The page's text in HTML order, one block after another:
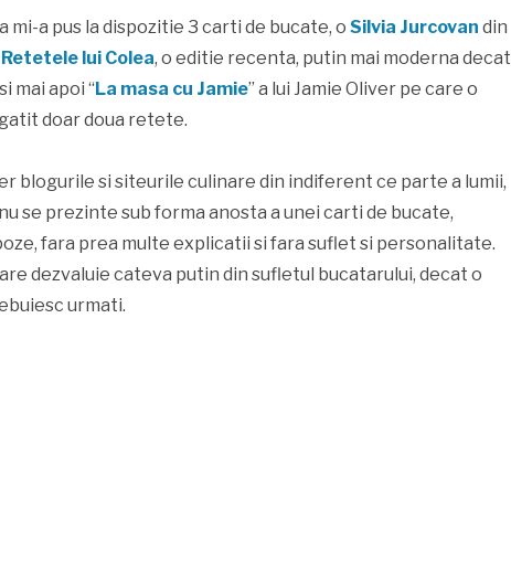
mi-a pus la dispozitie 3 carti de bucate, o Silvia Jurcovan din
Retetele lui Colea, o editie recenta, putin mai moderna decat
mai apoi “La masa cu Jamie” a lui Jamie Oliver pe care o
doar doua retete.
blogurile si siteurile culinare din indiferent ce parte a lumii,
se prezinte sub forma anosta a unei carti de bucate,
fara prea multe explicatii si fara suflet si personalitate.
dezvaluie cateva putin din sufletul bucatarului, decat o
urmati.